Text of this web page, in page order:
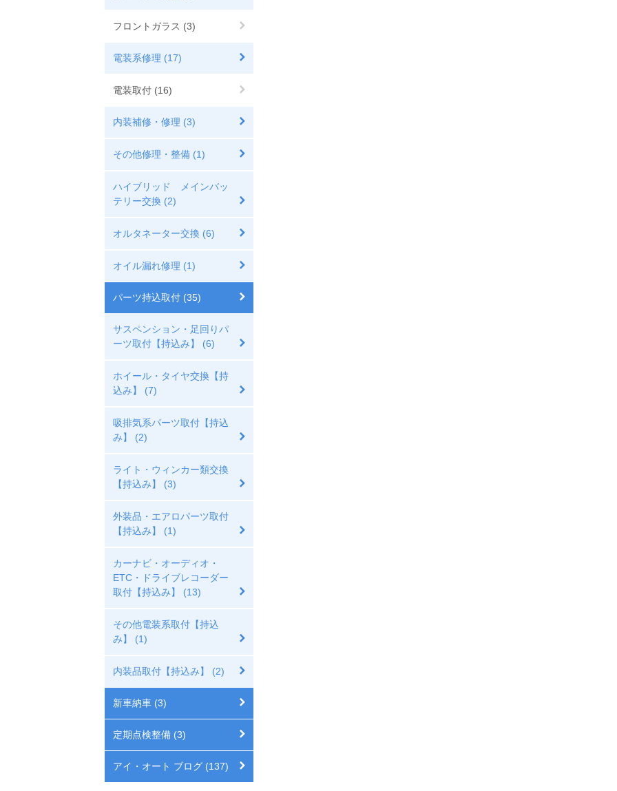
フロントガラス (3)
電装系修理 (17)
電装取付 (16)
内装補修・修理 (3)
その他修理・整備 (1)
ハイブリッド メインバッ
テリー交換 (2)
オルタネーター交換 (6)
オイル漏れ修理 (1)
パーツ持込取付 (35)
サスペンション・足回りパ
ーツ取付【持込み】 (6)
ホイール・タイヤ交換【持
込み】 (7)
吸排気系パーツ取付【持込
み】 (2)
ライト・ウィンカー類交換
【持込み】 (3)
外装品・エアロパーツ取付
【持込み】 (1)
カーナビ・オーディオ・
ETC・ドライブレコーダー
取付【持込み】 (13)
その他電装系取付【持込
み】 (1)
内装品取付【持込み】 (2)
新車納車 (3)
定期点検整備 (3)
アイ・オート ブログ (137)